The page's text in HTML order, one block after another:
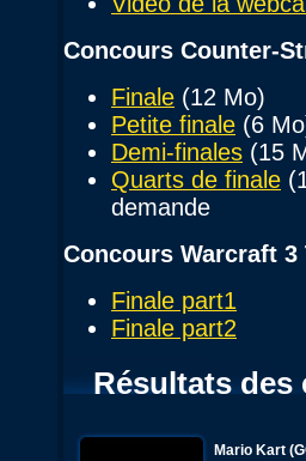
Concours Counter-
Finale (12 Mo)
Petite finale (6
Demi-finales (15
Quarts de finale
demande
Concours Warcraft 3
Finale part1
Finale part2
Résultats des
Mario Kart